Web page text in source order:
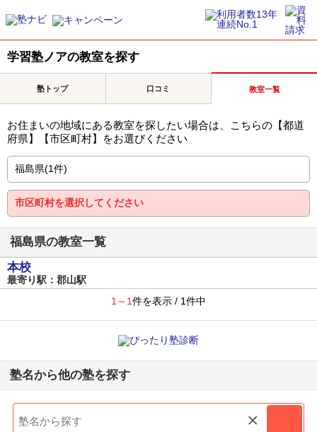
学習塾ノアの教室を探す
塾トップ 口コミ 教室一覧
お住まいの地域にある教室を探したい場合は、こちらの【都道
府県】【市区町村】をお選びください
福島県の教室一覧
本校
最寄り駅：郡山駅
1～1件を表示 / 1件中
塾名から他の塾を探す
×